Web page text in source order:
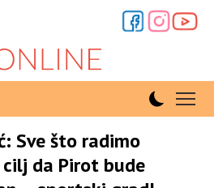
Sve što radimo
da Pirot bude